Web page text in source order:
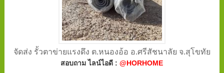
จัดส่ง รั้วตาข่ายแรงดึง ต.หนองอ้อ อ.ศรีสัชนาลัย จ.สุโขทัย
สอบถาม ไลน์ไอดี :@HORHOME